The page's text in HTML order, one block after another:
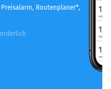
Routenplaner*,